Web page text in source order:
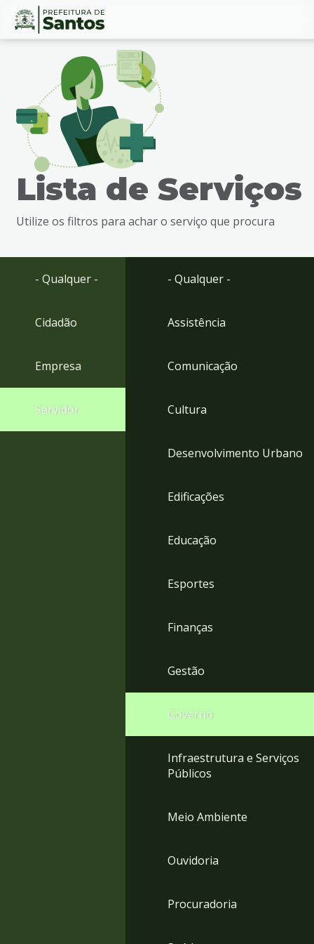
Ir
busca
Ir
Conteúdo
Lista de Serviços
Utilize os filtros para achar o serviço que procura
- Qualquer -
Cidadão
Empresa
Servidor
- Qualquer -
Assistência
Comunicação
Cultura
Desenvolvimento Urbano
Edificações
Educação
Esportes
Finanças
Gestão
Governo
Infraestrutura e Serviços
Públicos
Meio Ambiente
Ouvidoria
Procuradoria